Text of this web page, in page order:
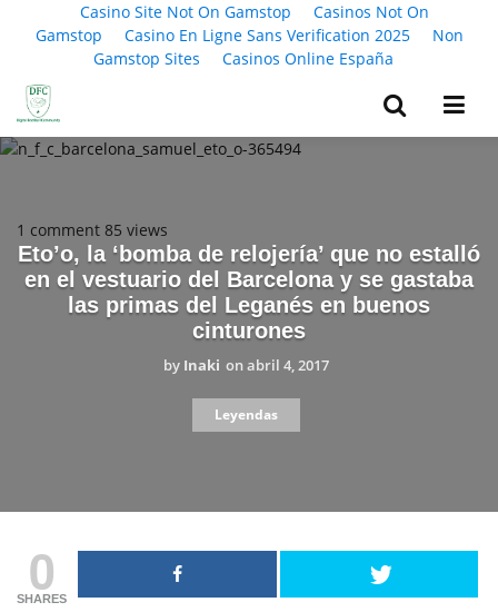
Casino Site Not On Gamstop
Casinos Not On
Gamstop
Casino En Ligne Sans Verification 2025
Non
Gamstop Sites
Casinos Online España
1 comment 85 views
Eto’o, la ‘bomba de relojería’ que no estalló
en el vestuario del Barcelona y se gastaba
las primas del Leganés en buenos
cinturones
by Inaki onabril 4, 2017
Leyendas
0
SHARES